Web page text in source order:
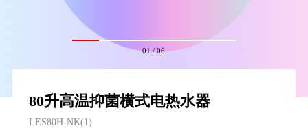
01/06
80升高温抑菌横式电热水器
LES80H-NK(1)